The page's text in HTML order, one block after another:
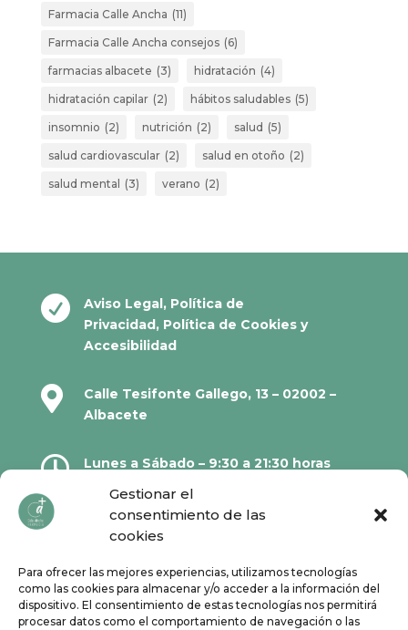
Gestionar el
consentimiento de las
cookies
Para ofrecer las mejores experiencias, utilizamos tecnologías
como las cookies para almacenar y/o acceder a la información del
dispositivo. El consentimiento de estas tecnologías nos permitirá
procesar datos como el comportamiento de navegación o las
Farmacia Calle Ancha (11)
Farmacia Calle Ancha consejos (6)
farmacias albacete (3) hidratación (4)
hidratación capilar (2) hábitos saludables (5)
insomnio (2) nutrición (2) salud (5)
salud cardiovascular (2) salud en otoño (2)
salud mental (3) verano (2)
 Aviso Legal, Política de
Privacidad, Política de Cookies y
Accesibilidad

Calle Tesifonte Gallego, 13 – 02002 –
Albacete
 Lunes a Sábado – 9:30 a 21:30 horas
 967 21 23 32
 610 67 38 33